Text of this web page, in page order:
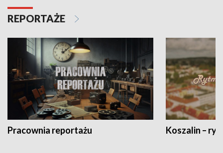
REPORTAŻE
Pracownia reportażu Koszalin –